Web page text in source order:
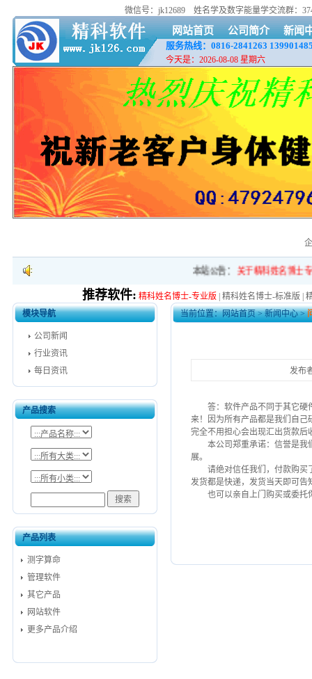
微信号：jk12689 姓名学及数字能量学交流群：
网站首页 公司简介 新闻
服务热线：0816-2841263
今天是：2026-08-08 星期六
本站公告： 关于精科姓名博士专
推荐软件: 精科姓名博士-专业版 精科姓名博士-标准版
模块导航
公司新闻
行业资讯
每日资讯
产品搜索
产品列表
测字算命
管理软件
其它产品
网站软件
更多产品介绍
当前位置：网站首页>新闻中心>
发布
答：软件产品不同于其它硬
来！因为所有产品都是我们自己
完全不用担心会出现汇出货款后
本公司郑重承诺： 信誉是我
展。
请绝对信任我们，付款购买
发货都是快递，发货当天即可告
也可以亲自上门购买或委托